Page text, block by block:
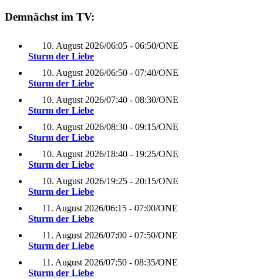
Demnächst im TV:
10. August 2026/06:05 - 06:50/ONE
Sturm der Liebe
10. August 2026/06:50 - 07:40/ONE
Sturm der Liebe
10. August 2026/07:40 - 08:30/ONE
Sturm der Liebe
10. August 2026/08:30 - 09:15/ONE
Sturm der Liebe
10. August 2026/18:40 - 19:25/ONE
Sturm der Liebe
10. August 2026/19:25 - 20:15/ONE
Sturm der Liebe
11. August 2026/06:15 - 07:00/ONE
Sturm der Liebe
11. August 2026/07:00 - 07:50/ONE
Sturm der Liebe
11. August 2026/07:50 - 08:35/ONE
Sturm der Liebe